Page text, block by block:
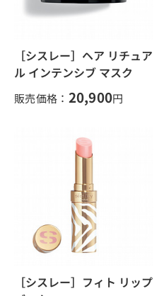
［シスレー］ヘア リチュア
ル インテンシブ マスク
販売価格： 20,900円
［シスレー］フィト リップ